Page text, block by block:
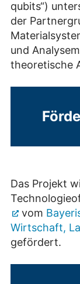
qubits“)
der
und
theoretische
Das Projekt
vom
Wirtschaft,
gefördert.